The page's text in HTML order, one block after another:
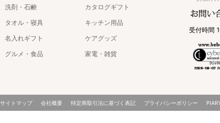
洗剤・石鹸
カタログギフト
タオル・寝具
キッチン用品
名入れギフト
ケアグッズ
グルメ・食品
家電・雑貨
受付時間
サイトマップ 会社概要 特定商取引法に基づく表記 プライバシーポリシー